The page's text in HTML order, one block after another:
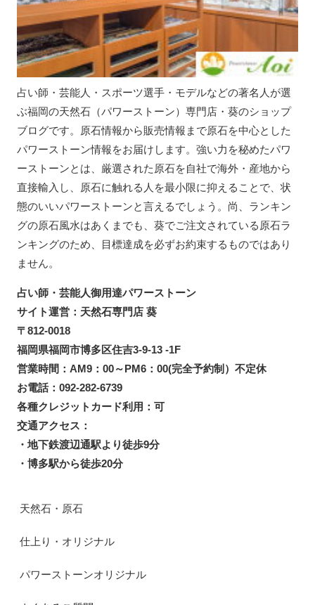
占い師・芸能人・スポーツ選手・モデルなどの著名人が選
ぶ福岡の天然石（パワーストーン）専門店・葵のショップ
ブログです。原石情報から販売情報まで原石を中心とした
パワーストーン情報をお届けします。強い力を秘めたパワ
ーストーンとは、厳選された原石を自社で海外・産地から
直接輸入し、原石に触れる人を最小限に抑えることで、状
態のいいパワーストーンと言えるでしょう。尚、ランキン
グの原石風水はあくまでも、葵でご注文されている原石ラ
ンキングのため、目標達成を必ずお約束するものではあり
ません。
占い師・芸能人御用達パワーストーン
サイト運営：天然石専門店 葵
〒812-0018
福岡県福岡市博多区住吉3-9-13 -1F
営業時間：AM9：00～PM6：00(完全予約制）不定休
お電話：092-282-6739
各種クレジットカード利用：可
交通アクセス：
・地下鉄渡辺通駅より徒歩9分
・博多駅から徒歩20分
天然石・原石
仕上り・オリジナル
パワーストーンオリジナル